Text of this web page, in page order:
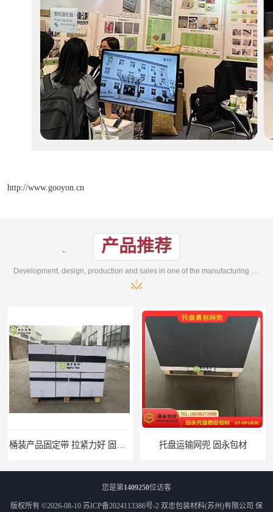
http://www.gooyon.cn
产品推荐
托盘运输网兜 固永包材 托盘打包绑带 固永包材
您是第1409250位访客
版权所有 ©2026-08-10 苏ICP备2024113386号-2 双忠包装材料(苏州)有限公司 保